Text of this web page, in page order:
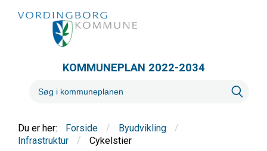
KOMMUNEPLAN 2022-2034
Forside / Byudvikling
/
Infrastruktur
/ Cykelstier